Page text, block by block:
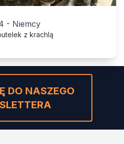
- Niemcy
z krachlą
DO NASZEGO